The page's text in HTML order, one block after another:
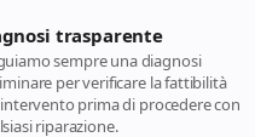
trasparente
sempre una diagnosi
per verificare la fattibilità
prima di procedere con
riparazione.